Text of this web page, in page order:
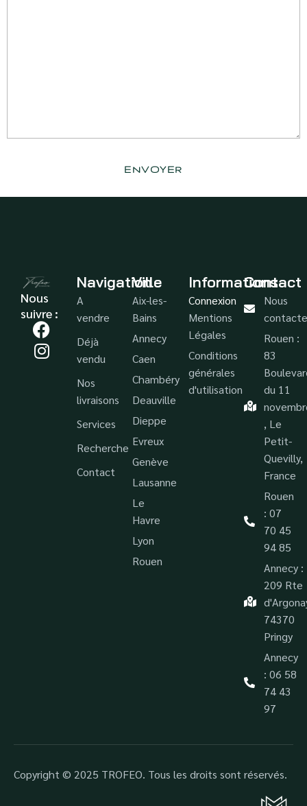
Nous
suivre :
Navigation
A
vendre
Déjà
vendu
Nos
livraisons
Services
Recherche
Contact
Ville
Aix-les-
Bains
Annecy
Caen
Chambéry
Deauville
Dieppe
Evreux
Genève
Lausanne
Le
Havre
Lyon
Rouen
Informations
Connexion
Mentions
Légales
Conditions
générales
d'utilisation
Contact
Nous
Rouen :
83
du 11
, Le
Petit-
Quevilly,
France
Rouen
: 07
70 45
94 85
Annecy :
209 Rte
74370
Pringy
Annecy
: 06 58
74 43
97
Copyright © 2025 TROFEO. Tous les droits sont réservés.